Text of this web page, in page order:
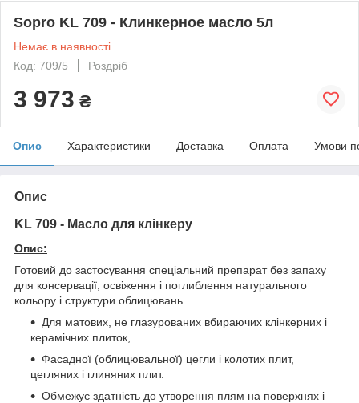
Sopro KL 709 - Клинкерное масло 5л
Немає в наявності
Код: 709/5
Роздріб
3 973 ₴
Опис Характеристики Доставка Оплата Умови
Опис
KL 709 - Масло для клінкеру
Опис:
Готовий до застосування спеціальний препарат без запаху
для консервації, освіження і поглиблення натурального
кольору і структури облицювань.
Для матових, не глазурованих вбираючих клінкерних і
керамічних плиток,
Фасадної (облицювальної) цегли і колотих плит,
цегляних і глиняних плит.
Обмежує здатність до утворення плям на поверхнях і